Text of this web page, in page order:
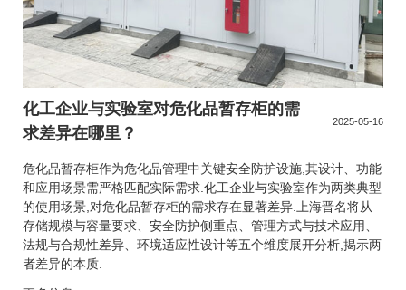
化工企业与实验室对危化品暂存柜的需
求差异在哪里？
2025-05-16
危化品暂存柜作为危化品管理中关键安全防护设施,其设计、功能
和应用场景需严格匹配实际需求.化工企业与实验室作为两类典型
的使用场景,对危化品暂存柜的需求存在显著差异.上海晋名将从
存储规模与容量要求、安全防护侧重点、管理方式与技术应用、
法规与合规性差异、环境适应性设计等五个维度展开分析,揭示两
者差异的本质.